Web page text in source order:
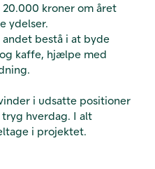
kroner om året
ydelser.
bestå i at byde
kaffe, hjælpe med
i udsatte positioner
tryg hverdag. I alt
i projektet.